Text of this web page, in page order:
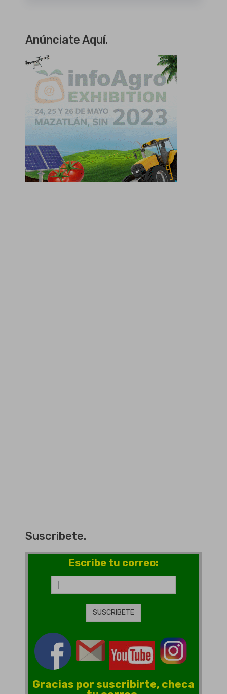
Anúnciate Aquí.
Suscribete.
Escribe tu correo:
Gracias por suscribirte, checa